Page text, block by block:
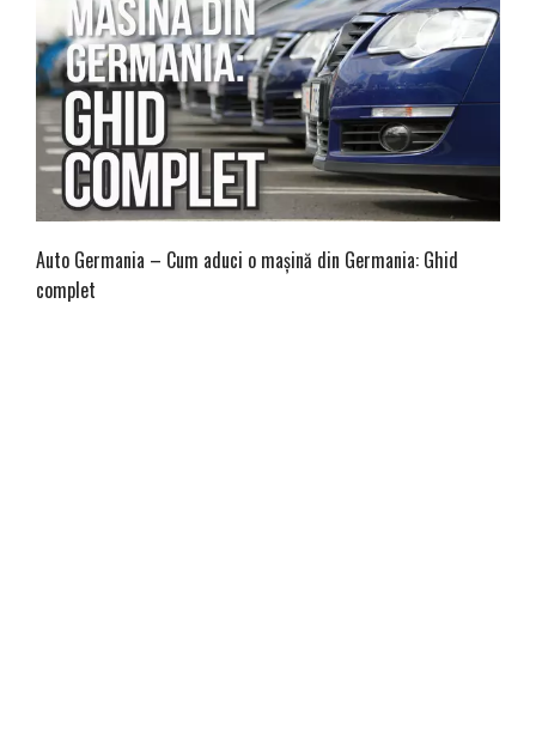
Auto Germania – Cum aduci o mașină din Germania: Ghid
complet